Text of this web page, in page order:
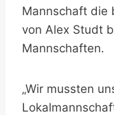
Mannschaft die
von Alex Studt
Mannschaften.
„Wir mussten